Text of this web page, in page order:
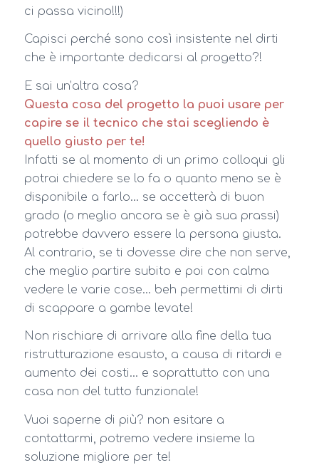
ci passa vicino!!!)
Capisci perché sono così insistente nel dirti
che è importante dedicarsi al progetto?!
E sai un’altra cosa?
Questa cosa del progetto la puoi usare per
capire se il tecnico che stai scegliendo è
quello giusto per te!
Infatti se al momento di un primo colloqui gli
potrai chiedere se lo fa o quanto meno se è
disponibile a farlo… se accetterà di buon
grado (o meglio ancora se è già sua prassi)
potrebbe davvero essere la persona giusta.
Al contrario, se ti dovesse dire che non serve,
che meglio partire subito e poi con calma
vedere le varie cose… beh permettimi di dirti
di scappare a gambe levate!
Non rischiare di arrivare alla fine della tua
ristrutturazione esausto, a causa di ritardi e
aumento dei costi… e soprattutto con una
casa non del tutto funzionale!
Vuoi saperne di più? non esitare a
contattarmi, potremo vedere insieme la
soluzione migliore per te!